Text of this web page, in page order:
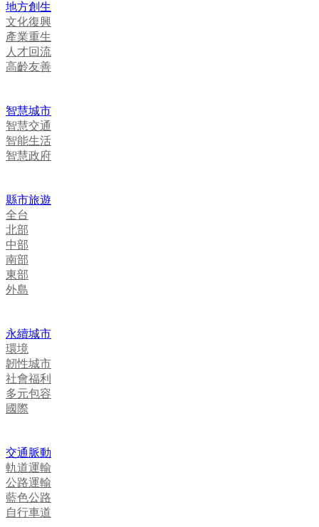
地方創生
文化復興
產業重生
人才回流
高齡友善
智慧城市
智慧交通
智能生活
智慧政府
縣市旅遊
全台
北部
中部
南部
東部
外島
永續城市
環境
韌性城市
社會福利
多元包容
國際
交通脈動
軌道運輸
公路運輸
藍色公路
自行車道